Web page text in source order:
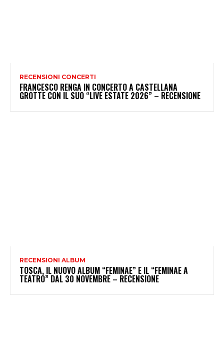
RECENSIONI CONCERTI
FRANCESCO RENGA IN CONCERTO A CASTELLANA
GROTTE CON IL SUO “LIVE ESTATE 2026” – RECENSIONE
RECENSIONI ALBUM
TOSCA, IL NUOVO ALBUM “FEMINAE” E IL “FEMINAE A
TEATRO” DAL 30 NOVEMBRE – RECENSIONE